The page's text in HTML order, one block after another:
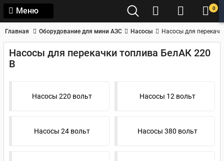
Меню 0
Главная Оборудование для мини АЗС Насосы Насосы для
Насосы для перекачки топлива БелАК 220
В
Насосы 220 вольт Насосы 12 вольт
Насосы 24 вольт Насосы 380 вольт